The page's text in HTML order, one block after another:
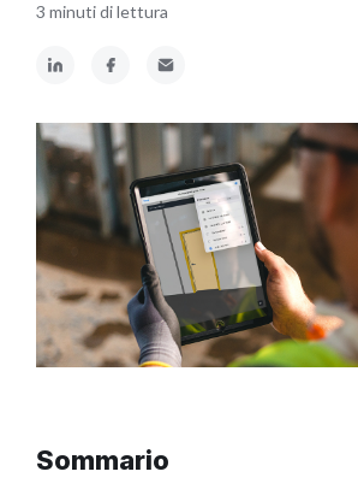
3 minuti di lettura
Sommario